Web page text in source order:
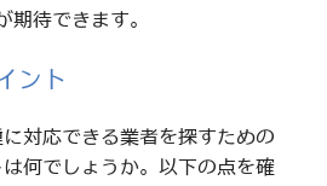
期待できます。
ント
対応できる業者を探すための
何でしょうか。以下の点を確